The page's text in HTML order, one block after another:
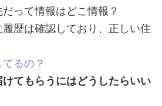
って情報はどこ情報？
歴は確認しており、正しい住
るの？
てもらうにはどうしたらいい